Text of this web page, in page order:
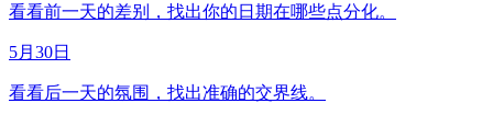
看看前一天的差别，找出你的日期在哪些点分化。
5月30日
看看后一天的氛围，找出准确的交界线。